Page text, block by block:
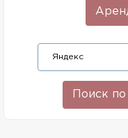
Поиск